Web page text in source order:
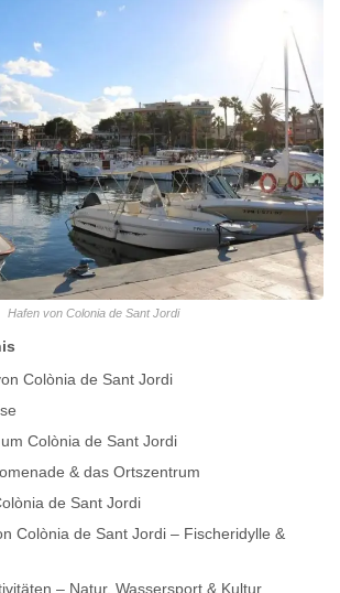
Hafen von Colonia de Sant Jordi
Colònia de Sant Jordi
Colònia de Sant Jordi
& das Ortszentrum
de Sant Jordi
Colònia de Sant Jordi – Fischeridylle &
– Natur, Wassersport & Kultur